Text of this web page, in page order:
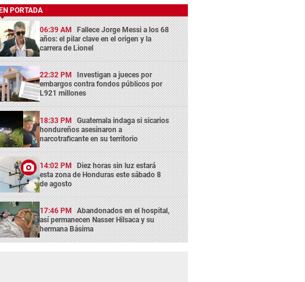
PORTADA
06:39 AM Fallece Jorge Messi a los 68
años: el pilar clave en el origen y la
carrera de Lionel
22:32 PM Investigan a jueces por
embargos contra fondos públicos por
L921 millones
18:33 PM Guatemala indaga si sicarios
hondureños asesinaron a
narcotraficante en su territorio
14:02 PM Diez horas sin luz estará
esta zona de Honduras este sábado 8
de agosto
17:46 PM Abandonados en el hospital,
así permanecen Nasser Hilsaca y su
hermana Básima